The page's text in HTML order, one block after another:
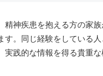
精神疾患を抱える方の家
す。同じ経験をしている
実践的な情報を得る貴重な